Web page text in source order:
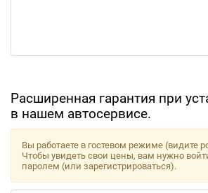
Расширенная гарантия при
в нашем автосервисе.
Вы работаете в гостевом режиме (видите
Чтобы увидеть свои цены, вам нужно
паролем (или зарегистрироваться).